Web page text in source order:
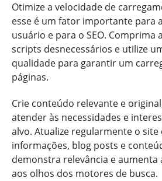
Otimize a velocidade de
esse é um fator importante para
usuário e para o SEO. Comprima
scripts desnecessários e utilize
qualidade para garantir um
páginas.
Crie conteúdo relevante e
atender às necessidades e
alvo. Atualize regularmente o site
informações, blog posts e
demonstra relevância e
aos olhos dos motores de busca.